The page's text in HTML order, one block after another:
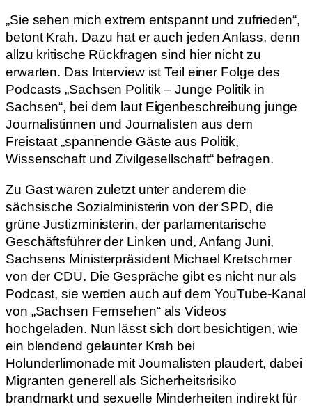
„Sie sehen mich extrem entspannt und zufrieden“,
betont Krah. Dazu hat er auch jeden Anlass, denn
allzu kritische Rückfragen sind hier nicht zu
erwarten. Das Interview ist Teil einer Folge des
Podcasts „Sachsen Politik – Junge Politik in
Sachsen“, bei dem laut Eigenbeschreibung junge
Journalistinnen und Journalisten aus dem
Freistaat „spannende Gäste aus Politik,
Wissenschaft und Zivilgesellschaft“ befragen.
Zu Gast waren zuletzt unter anderem die
sächsische Sozialministerin von der SPD, die
grüne Justizministerin, der parlamentarische
Geschäftsführer der Linken und, Anfang Juni,
Sachsens Ministerpräsident Michael Kretschmer
von der CDU. Die Gespräche gibt es nicht nur als
Podcast, sie werden auch auf dem YouTube-Kanal
von „Sachsen Fernsehen“ als Videos
hochgeladen. Nun lässt sich dort besichtigen, wie
ein blendend gelaunter Krah bei
Holunderlimonade mit Journalisten plaudert, dabei
Migranten generell als Sicherheitsrisiko
brandmarkt und sexuelle Minderheiten indirekt für